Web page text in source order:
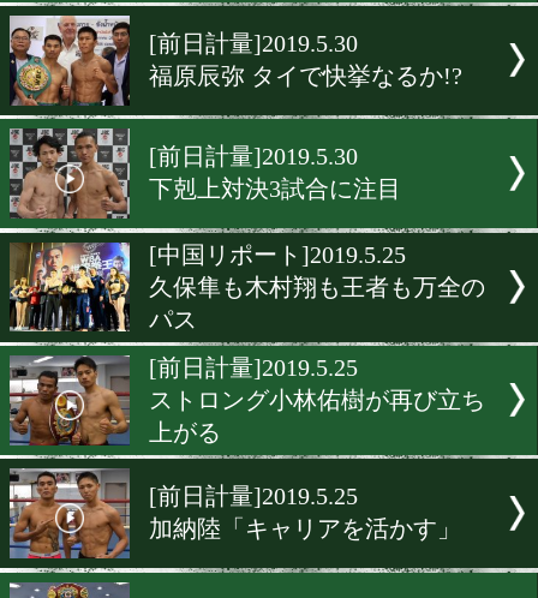
[前日計量]2019.4.30
令和初日の後楽園ホールは
[IBF総会]2019.6.1
重量級の好カードが大トリ
[前日計量]2019.5.31
中谷潤人「技術を見せて
る」
[前日計量]2019.5.30
福原辰弥 タイで快挙なる